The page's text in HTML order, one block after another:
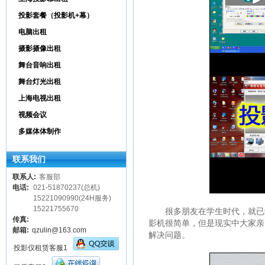
很多朋友在学生时代，就已
影机很简单，但是现实中大家
解决问题。
投影套餐（投影机+幕）
电脑出租
摄影摄像出租
舞台音响出租
舞台灯光出租
上海电视出租
视频会议
多媒体体制作
联系我们
联系人: 客服部
电话: 021-51870237(总机)
15221090990(24H服务)
15221755670
传真:
邮箱: qzulin@163.com
投影仪租赁客服1